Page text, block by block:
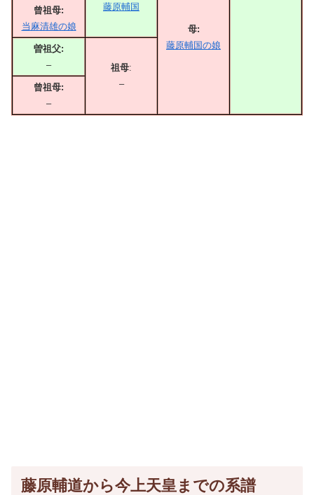
藤原輔国
母:
藤原輔国の娘
曾祖母:
当麻清雄の娘
曽祖父:
–
祖母:
–
曾祖母:
–
藤原輔道から今上天皇までの系譜